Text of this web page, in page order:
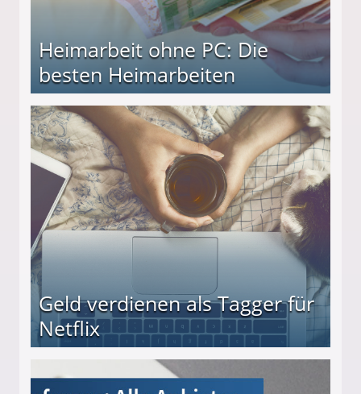
Heimarbeit ohne PC: Die
besten Heimarbeiten
Geld verdienen als Tagger für
Netflix